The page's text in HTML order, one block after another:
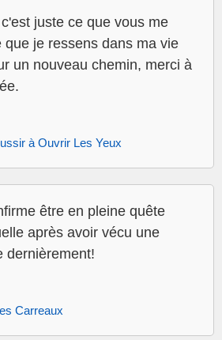
juste ce que vous me
que je ressens dans ma vie
un nouveau chemin, merci à
à Ouvrir Les Yeux
être en pleine quête
après avoir vécu une
dernièrement!
Carreaux